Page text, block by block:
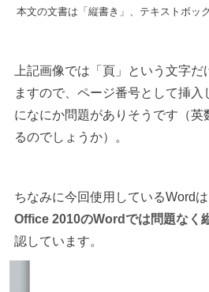
本文の文書は「縦書き」、テキストボッ
上記画像では「頁」という文字
ますので、ページ番号として挿入
になにか問題がありそうです（英
るのでしょうか）。
ちなみに今回使用しているWordは
Office 2010のWordでは問題なく
認しています。